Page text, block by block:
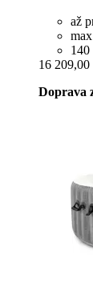
až
16
Doprava